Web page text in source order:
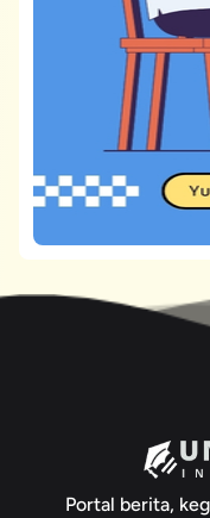
Portal berita,